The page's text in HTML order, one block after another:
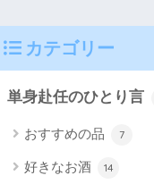
カテゴリー
単身赴任のひとり言
おすすめの品 7
好きなお酒 14